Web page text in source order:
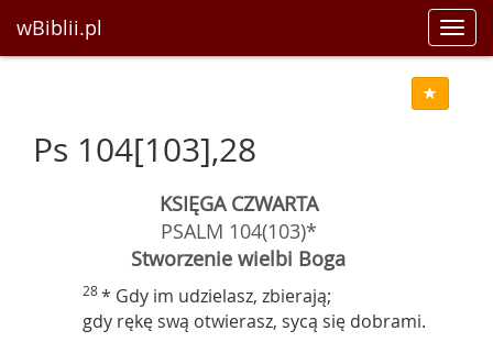
wBiblii.pl
Ps 104[103],28
KSIĘGA CZWARTA
PSALM 104(103)*
Stworzenie wielbi Boga
28* Gdy im udzielasz, zbierają;
gdy rękę swą otwierasz, sycą się dobrami.